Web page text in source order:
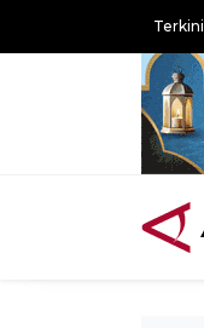
Terkini